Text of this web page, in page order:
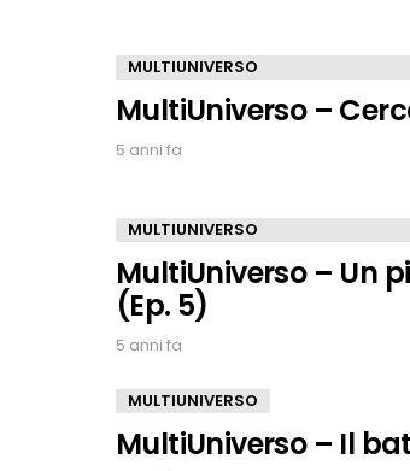
MULTIUNIVERSO
MultiUniverso –
5 anni fa
MULTIUNIVERSO
MultiUniverso – Un
(Ep. 5)
5 anni fa
MULTIUNIVERSO
MultiUniverso – Il